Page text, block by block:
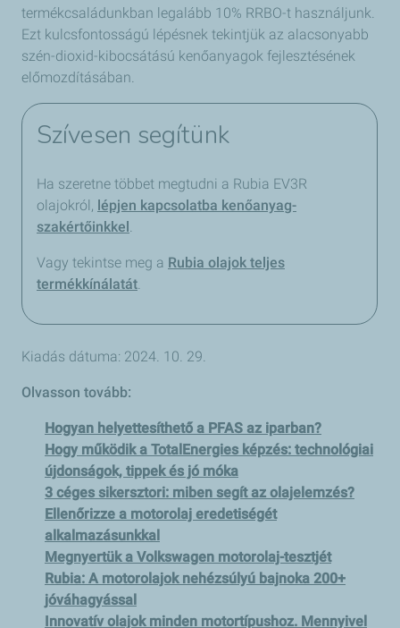
termékcsaládunkban legalább 10% RRBO-t használjunk.
Ezt kulcsfontosságú lépésnek tekintjük az alacsonyabb
szén-dioxid-kibocsátású kenőanyagok fejlesztésének
előmozdításában.
Szívesen segítünk
Ha szeretne többet megtudni a Rubia EV3R
olajokról, lépjen kapcsolatba kenőanyag-
szakértőinkkel
Vagy tekintse meg a Rubia olajok teljes
termékkínálatát
Kiadás dátuma: 2024. 10. 29.
Olvasson tovább:
Hogyan helyettesíthető a PFAS az iparban?
Hogy működik a TotalEnergies képzés: technológiai
újdonságok, tippek és jó móka
3 céges sikersztori: miben segít az olajelemzés?
Ellenőrizze a motorolaj eredetiségét
alkalmazásunkkal
Megnyertük a Volkswagen motorolaj-tesztjét
Rubia: A motorolajok nehézsúlyú bajnoka 200+
jóváhagyással
Innovatív olajok minden motortípushoz. Mennyivel